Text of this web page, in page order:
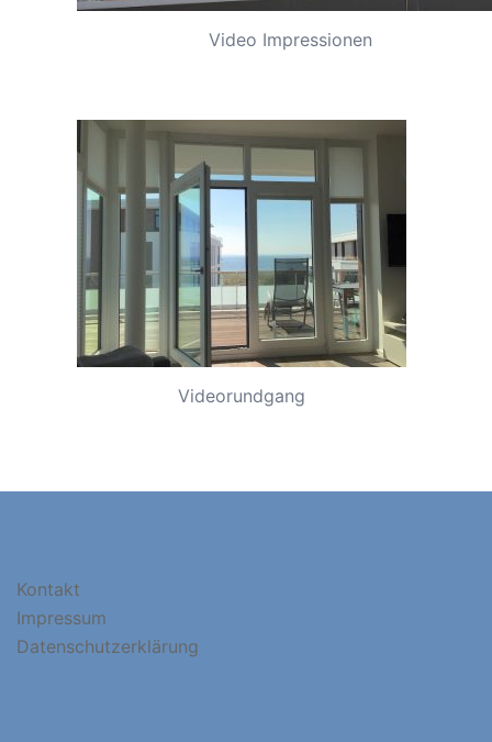
Video Impressionen
Videorundgang
Kontakt
Impressum
Datenschutzerklärung